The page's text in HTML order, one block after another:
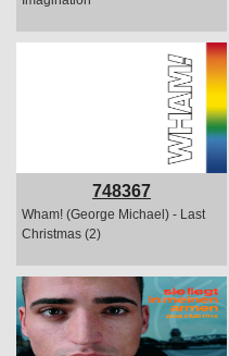
748367
Wham! (George Michael) - Last
Christmas (2)